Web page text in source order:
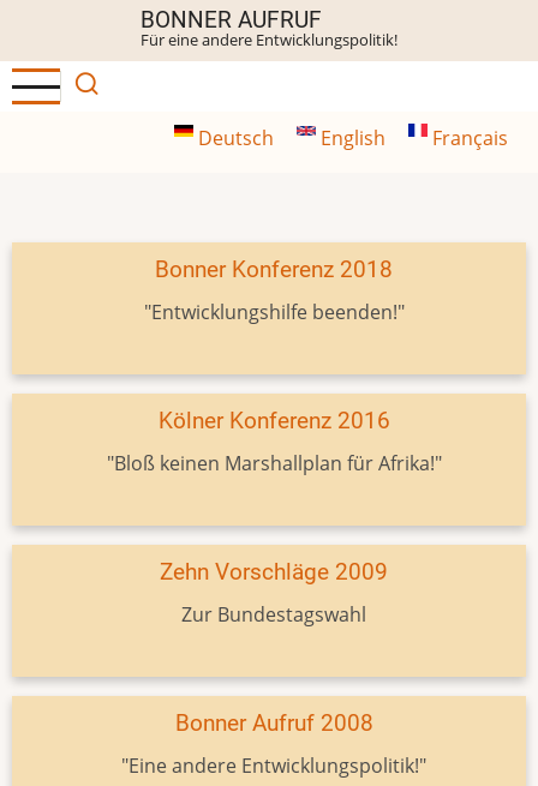
Inhalt
BONNER AUFRUF
Für eine andere Entwicklungspolitik!
Deutsch English Français
Bonner Konferenz 2018
"Entwicklungshilfe beenden!"
Kölner Konferenz 2016
"Bloß keinen Marshallplan für Afrika!"
Zehn Vorschläge 2009
Zur Bundestagswahl
Bonner Aufruf 2008
"Eine andere Entwicklungspolitik!"